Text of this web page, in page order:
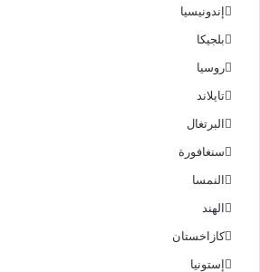
إندونيسيا
بلجيكا
روسيا
تايلاند
البرتغال
سنغافورة
النمسا
الهند
كازاخستان
إستونيا